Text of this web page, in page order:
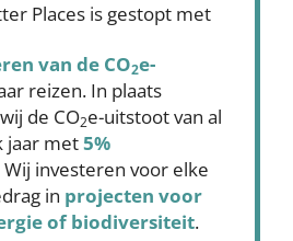
Places is gestopt met
van de CO2e-
reizen. In plaats
de CO2e-uitstoot van al
jaar met5%
Wij investeren voor elke
in projecten voor
of biodiversiteit.